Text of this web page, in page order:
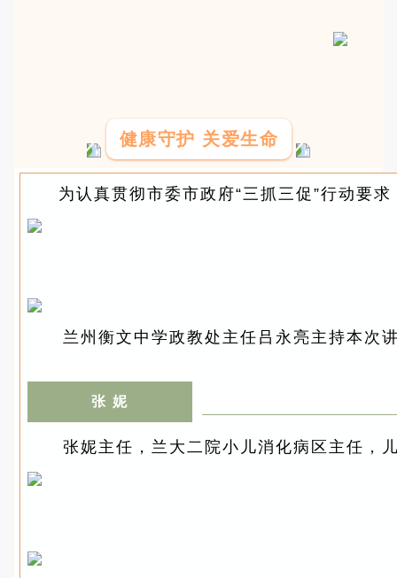
健康守护 关爱生命
为认真贯彻市委市政府“三抓三促”行动要
兰州衡文中学政教处主任吕永亮主持本次
张 妮
张妮主任，兰大二院小儿消化病区主任，